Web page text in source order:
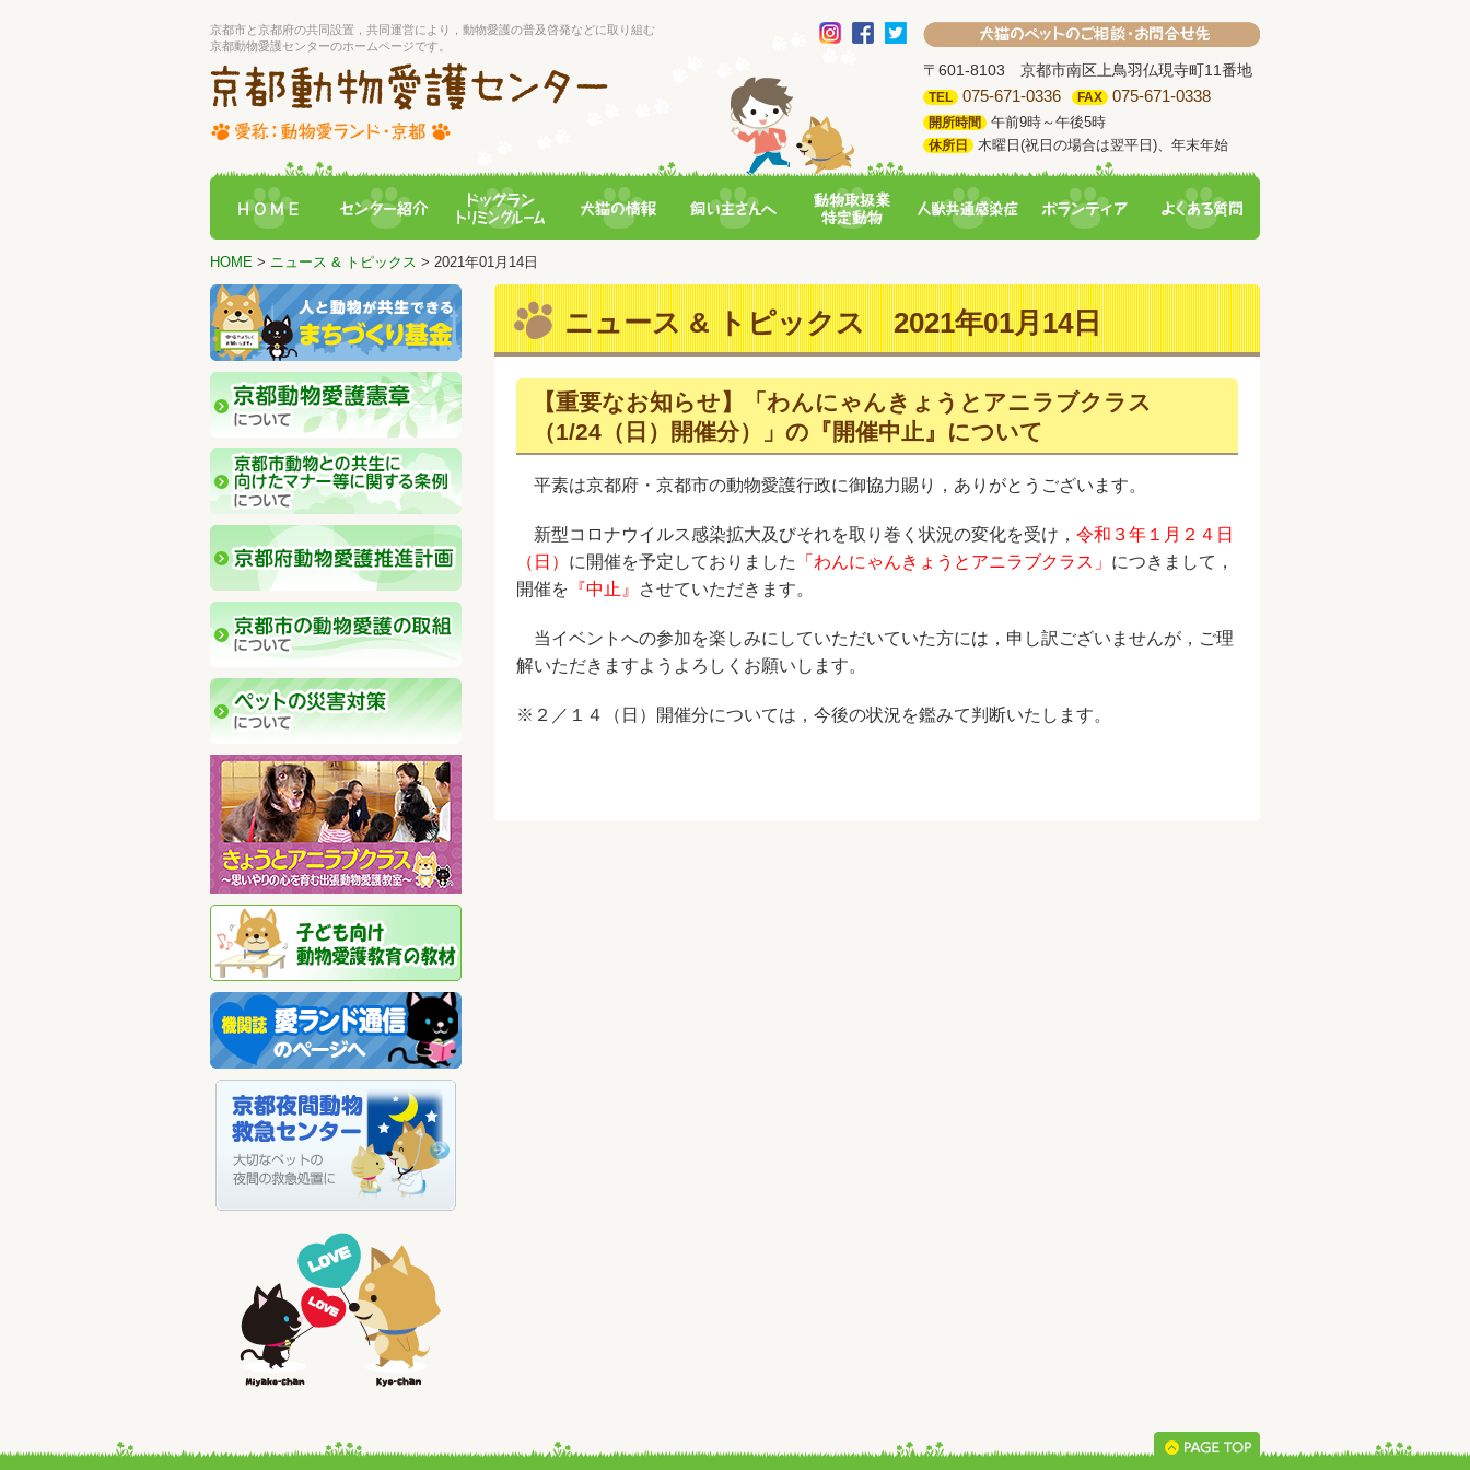
京都市と京都府の共同設置，共同運営により，動物愛護の普及啓発などに取り組む
京都動物愛護センターのホームページです。
〒601-8103 京都市南区上鳥羽仏現寺町11番地
TEL 075-671-0336 FAX 075-671-0338
開所時間 午前9時～午後5時
休所日 木曜日(祝日の場合は翌平日)、年末年始
HOME > ニュース & トピックス > 2021年01月14日
ニュース & トピックス 2021年01月14日
【重要なお知らせ】「わんにゃんきょうとアニラブクラス
（1/24（日）開催分）」の『開催中止』について
平素は京都府・京都市の動物愛護行政に御協力賜り，ありがとうございます。
新型コロナウイルス感染拡大及びそれを取り巻く状況の変化を受け， 令和３年１月２４日
（日） に開催を予定しておりました 「わんにゃんきょうとアニラブクラス」 につきまして，
開催を 『中止』 させていただきます。
当イベントへの参加を楽しみにしていただいていた方には，申し訳ございませんが，ご理
解いただきますようよろしくお願いします。
※２／１４（日）開催分については，今後の状況を鑑みて判断いたします。